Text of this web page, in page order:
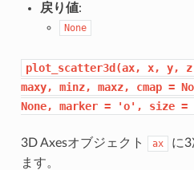
戻り値:
None
plot_scatter3d(ax, x, y,
maxy,
minz, maxz, cmap =
None,
marker = 'o', size =
3D Axesオブジェクト ax
に
ます。